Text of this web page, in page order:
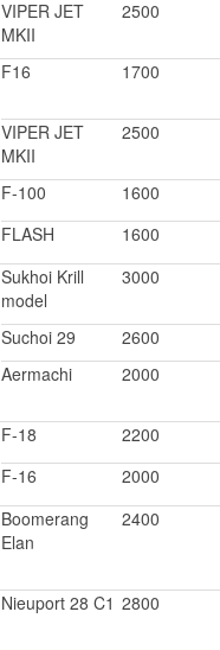
VIPER JET
MKII
2500
F16 1700
VIPER JET
MKII
2500
F-100
1600
FLASH
1600
Sukhoi Krill
model
3000
Suchoi 29
2600
Aermachi
2000
F-18
2200
F-16
2000
Boomerang
Elan
2400
Nieuport 28 C1 2800